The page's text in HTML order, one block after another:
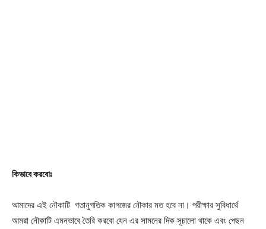
কিভাবে করবোঃ
আমাদের এই নৌকাটি গতানুগতিক কাগজের নৌকার মত হবে না। পরীক্ষার সুবিধার্থে
আমরা নৌকাটি এমনভাবে তৈরি করবো যেন এর সামনের দিক সূচালো থাকে এবং পেছন